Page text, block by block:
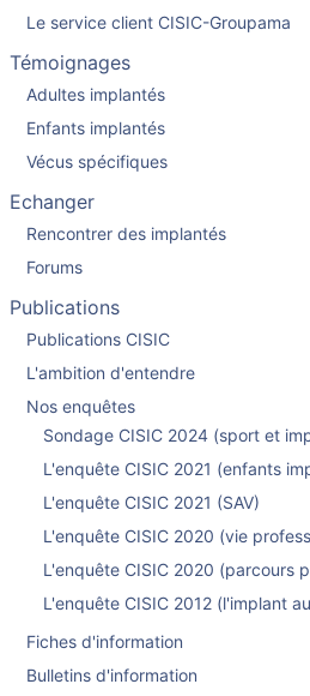
Le service client CISIC-Groupama
Témoignages
Adultes implantés
Enfants implantés
Vécus spécifiques
Echanger
Rencontrer des implantés
Forums
Publications
Publications CISIC
L'ambition d'entendre
Nos enquêtes
Sondage CISIC 2024 (sport et
L'enquête CISIC 2021 (enfants
L'enquête CISIC 2021 (SAV)
L'enquête CISIC 2020 (vie
L'enquête CISIC 2020 (parcours
L'enquête CISIC 2012 (l'implant
Fiches d'information
Bulletins d'information